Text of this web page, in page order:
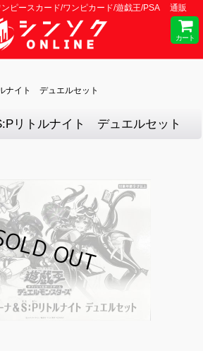
ピースカード/ワンピカード/遊戯王/PSA 通販
カート
ナイト デュエルセット
リトルナイト デュエルセット